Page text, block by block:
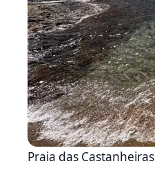
Praia das Castanheiras